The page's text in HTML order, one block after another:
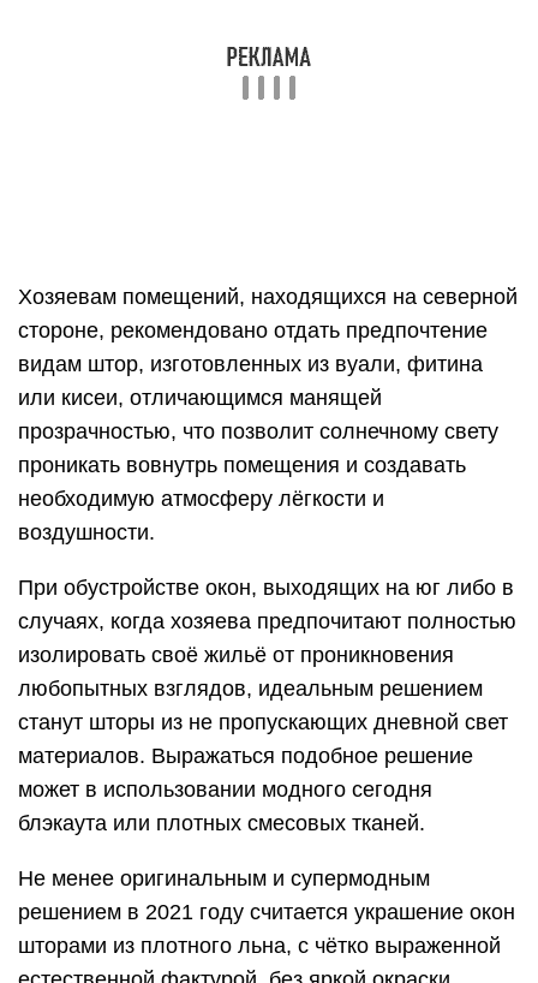
прозрачностью, что позволит солнечному свету
проникать вовнутрь помещения и создавать
любопытных взглядов, идеальным решением
станут шторы из не пропускающих дневной свет
материалов. Выражаться подобное решение
может в использовании модного сегодня
блэкаута или плотных смесовых тканей.
Не менее оригинальным и супермодным
решением в 2021 году считается украшение окон
естественной фактурой, без яркой окраски,
орнаментов и излишней обработки либо
применение полотен из необыкновенно мягкого
шёлка дюпиони.
Если же предпочтение отдаётся более
красочным и изысканным комбинациям, то в этом
случае следует присмотреться к изделиям со
вариантам с некрупными элементами
ботанического принта или к шторам с цветами,
без дополнений в виде витиеватых и сложных